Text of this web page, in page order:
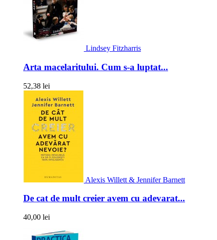
Lindsey Fitzharris
Arta macelaritului. Cum s-a luptat...
52,38 lei
Alexis Willett & Jennifer Barnett
De cat de mult creier avem cu adevarat...
40,00 lei